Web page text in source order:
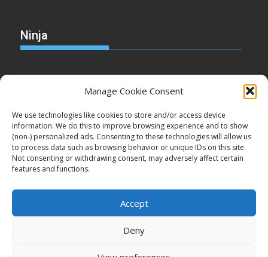
Manage Cookie Consent
We use technologies like cookies to store and/or access device
information. We do this to improve browsing experience and to show
(non-) personalized ads. Consenting to these technologies will allow us
to process data such as browsing behavior or unique IDs on this site.
Not consenting or withdrawing consent, may adversely affect certain
features and functions.
Accept
Deny
Ninja
Cake